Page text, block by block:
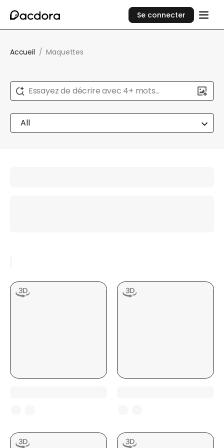
Se connecter
Accueil / Maquettes
Essayez de décrire avec 4+ mots...
All